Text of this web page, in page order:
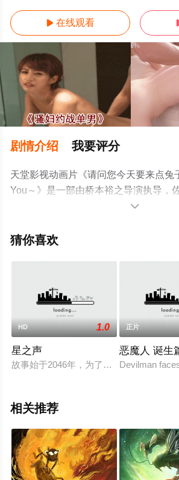
 在线观看
剧情介绍 我要评分
天堂影视动画片《请问您今天要来点兔
You～》是一部由桥本裕之导演执导，
田梨沙,佐藤聪美等演员精彩演绎的日本
信息可移步至豆瓣电影、电视猫或剧情

猜你喜欢
HD 1.0
星之声
故事始于2046年，为了追捕侵袭火星的
正片
恶魔人 诞生
Devilman
相关推荐